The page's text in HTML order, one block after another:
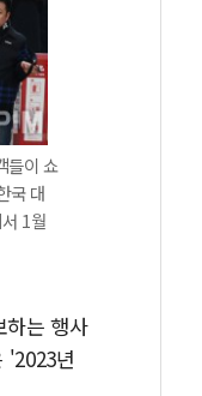
들이 쇼
국 대
1월
는 행사
'2023년